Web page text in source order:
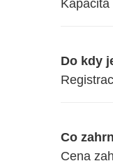
Do kdy
Co
Cena